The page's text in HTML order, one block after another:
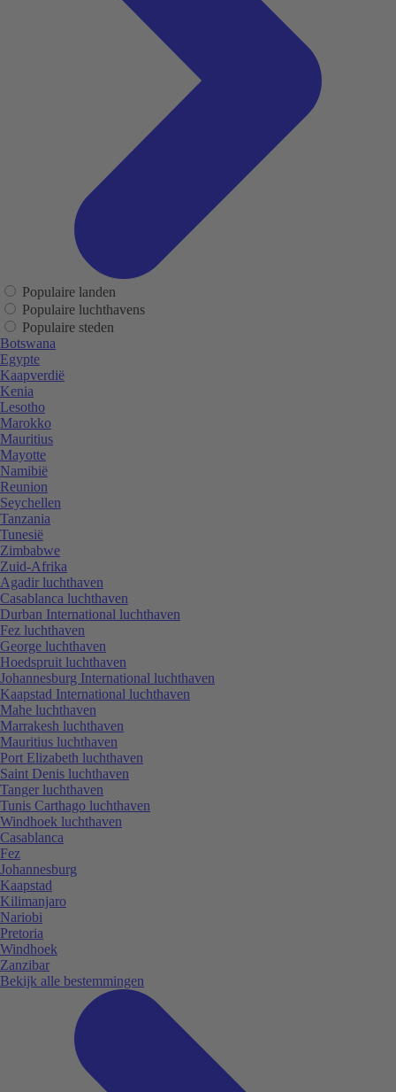
Populaire landen
Populaire luchthavens
Populaire steden
Botswana
Egypte
Kaapverdië
Kenia
Lesotho
Marokko
Mauritius
Mayotte
Namibië
Reunion
Seychellen
Tanzania
Tunesië
Zimbabwe
Zuid-Afrika
Agadir luchthaven
Casablanca luchthaven
Durban International luchthaven
Fez luchthaven
George luchthaven
Hoedspruit luchthaven
Johannesburg International luchthaven
Kaapstad International luchthaven
Mahe luchthaven
Marrakesh luchthaven
Mauritius luchthaven
Port Elizabeth luchthaven
Saint Denis luchthaven
Tanger luchthaven
Tunis Carthago luchthaven
Windhoek luchthaven
Casablanca
Fez
Johannesburg
Kaapstad
Kilimanjaro
Nariobi
Pretoria
Windhoek
Zanzibar
Bekijk alle bestemmingen